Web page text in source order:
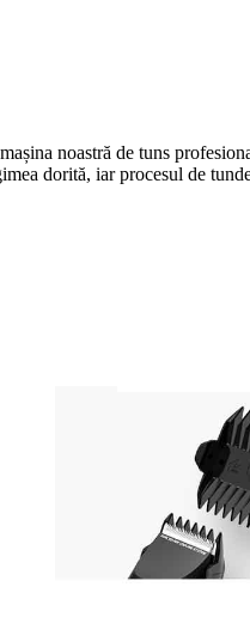
noastră de tuns
dorită, iar procesul de